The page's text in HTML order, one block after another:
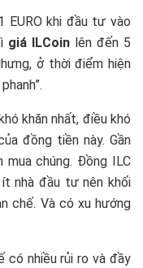
EURO khi đầu tư vào
giá ILCoin lên đến 5
ở thời điểm hiện
khăn nhất, điều khó
đồng tiền này. Gần
mua chúng. Đồng ILC
nhà đầu tư nên khối
chế. Và có xu hướng
nhiều rủi ro và đầy